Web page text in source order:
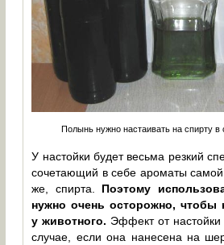
Полынь нужно настаивать на спирту
У настойки будет весьма резкий
сочетающий в себе ароматы
же, спирта. Поэтому
нужно очень осторожно, чтобы
у животного. Эффект от настойки
случае, если она нанесена на